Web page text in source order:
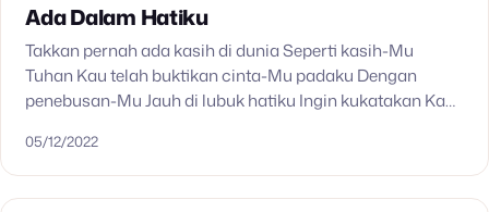
Ada Dalam Hatiku
Takkan pernah ada kasih di dunia Seperti kasih-Mu
Tuhan Kau telah buktikan cinta-Mu padaku Dengan
penebusan-Mu Jauh di lubuk hatiku Ingin kukatakan Kau
menyembah-Mu s’lamanya…
05/12/2022